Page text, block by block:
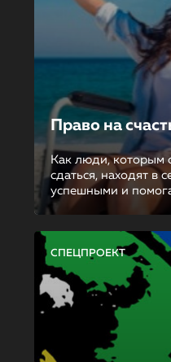
Право на
Как люди, которым
сдаться, находят в
успешными и
СПЕЦПРОЕКТ